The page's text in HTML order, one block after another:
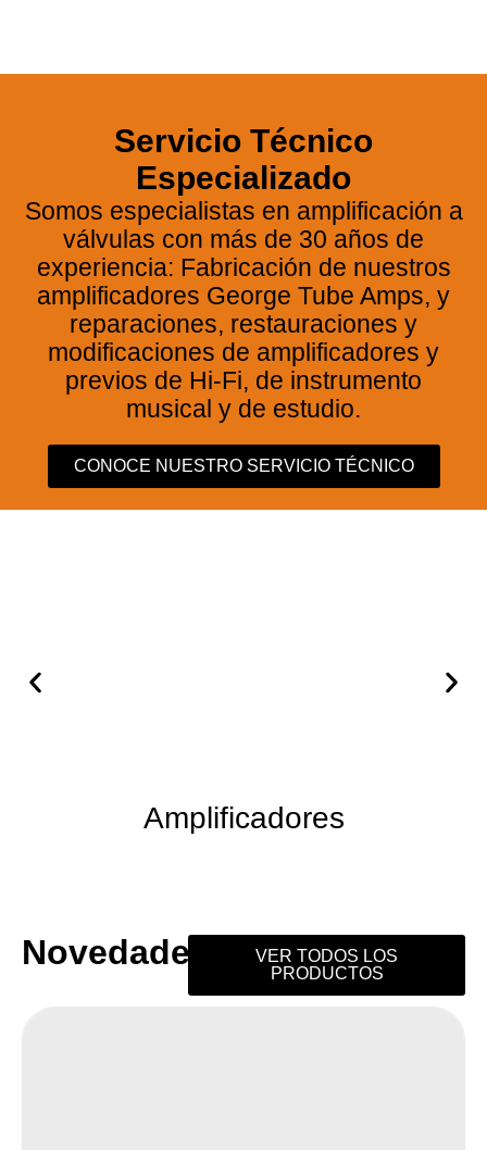
25 Aniversario de
nuestro clásico de Alta
Fidelidad
VER GEORGE GTA-40
Servicio Técnico
Especializado
Somos especialistas en amplificación a
válvulas con más de 30 años de
experiencia: Fabricación de nuestros
amplificadores George Tube Amps, y
reparaciones, restauraciones y
modificaciones de amplificadores y
previos de Hi-Fi, de instrumento
musical y de estudio.
CONOCE NUESTRO SERVICIO TÉCNICO
Amplificadores
Novedades
VER TODOS LOS
PRODUCTOS